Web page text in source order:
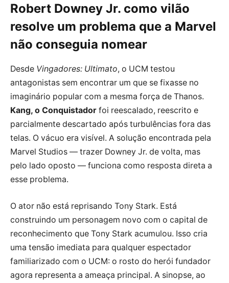
Robert Downey Jr. como vilão
resolve um problema que a Marvel
não conseguia nomear
Desde Vingadores: Ultimato, o UCM testou
antagonistas sem encontrar um que se fixasse no
imaginário popular com a mesma força de Thanos.
Kang, o Conquistador foi reescalado, reescrito e
parcialmente descartado após turbulências fora das
telas. O vácuo era visível. A solução encontrada pela
Marvel Studios — trazer Downey Jr. de volta, mas
pelo lado oposto — funciona como resposta direta a
esse problema.
O ator não está reprisando Tony Stark. Está
construindo um personagem novo com o capital de
reconhecimento que Tony Stark acumulou. Isso cria
uma tensão imediata para qualquer espectador
familiarizado com o UCM: o rosto do herói fundador
agora representa a ameaça principal. A sinopse, ao